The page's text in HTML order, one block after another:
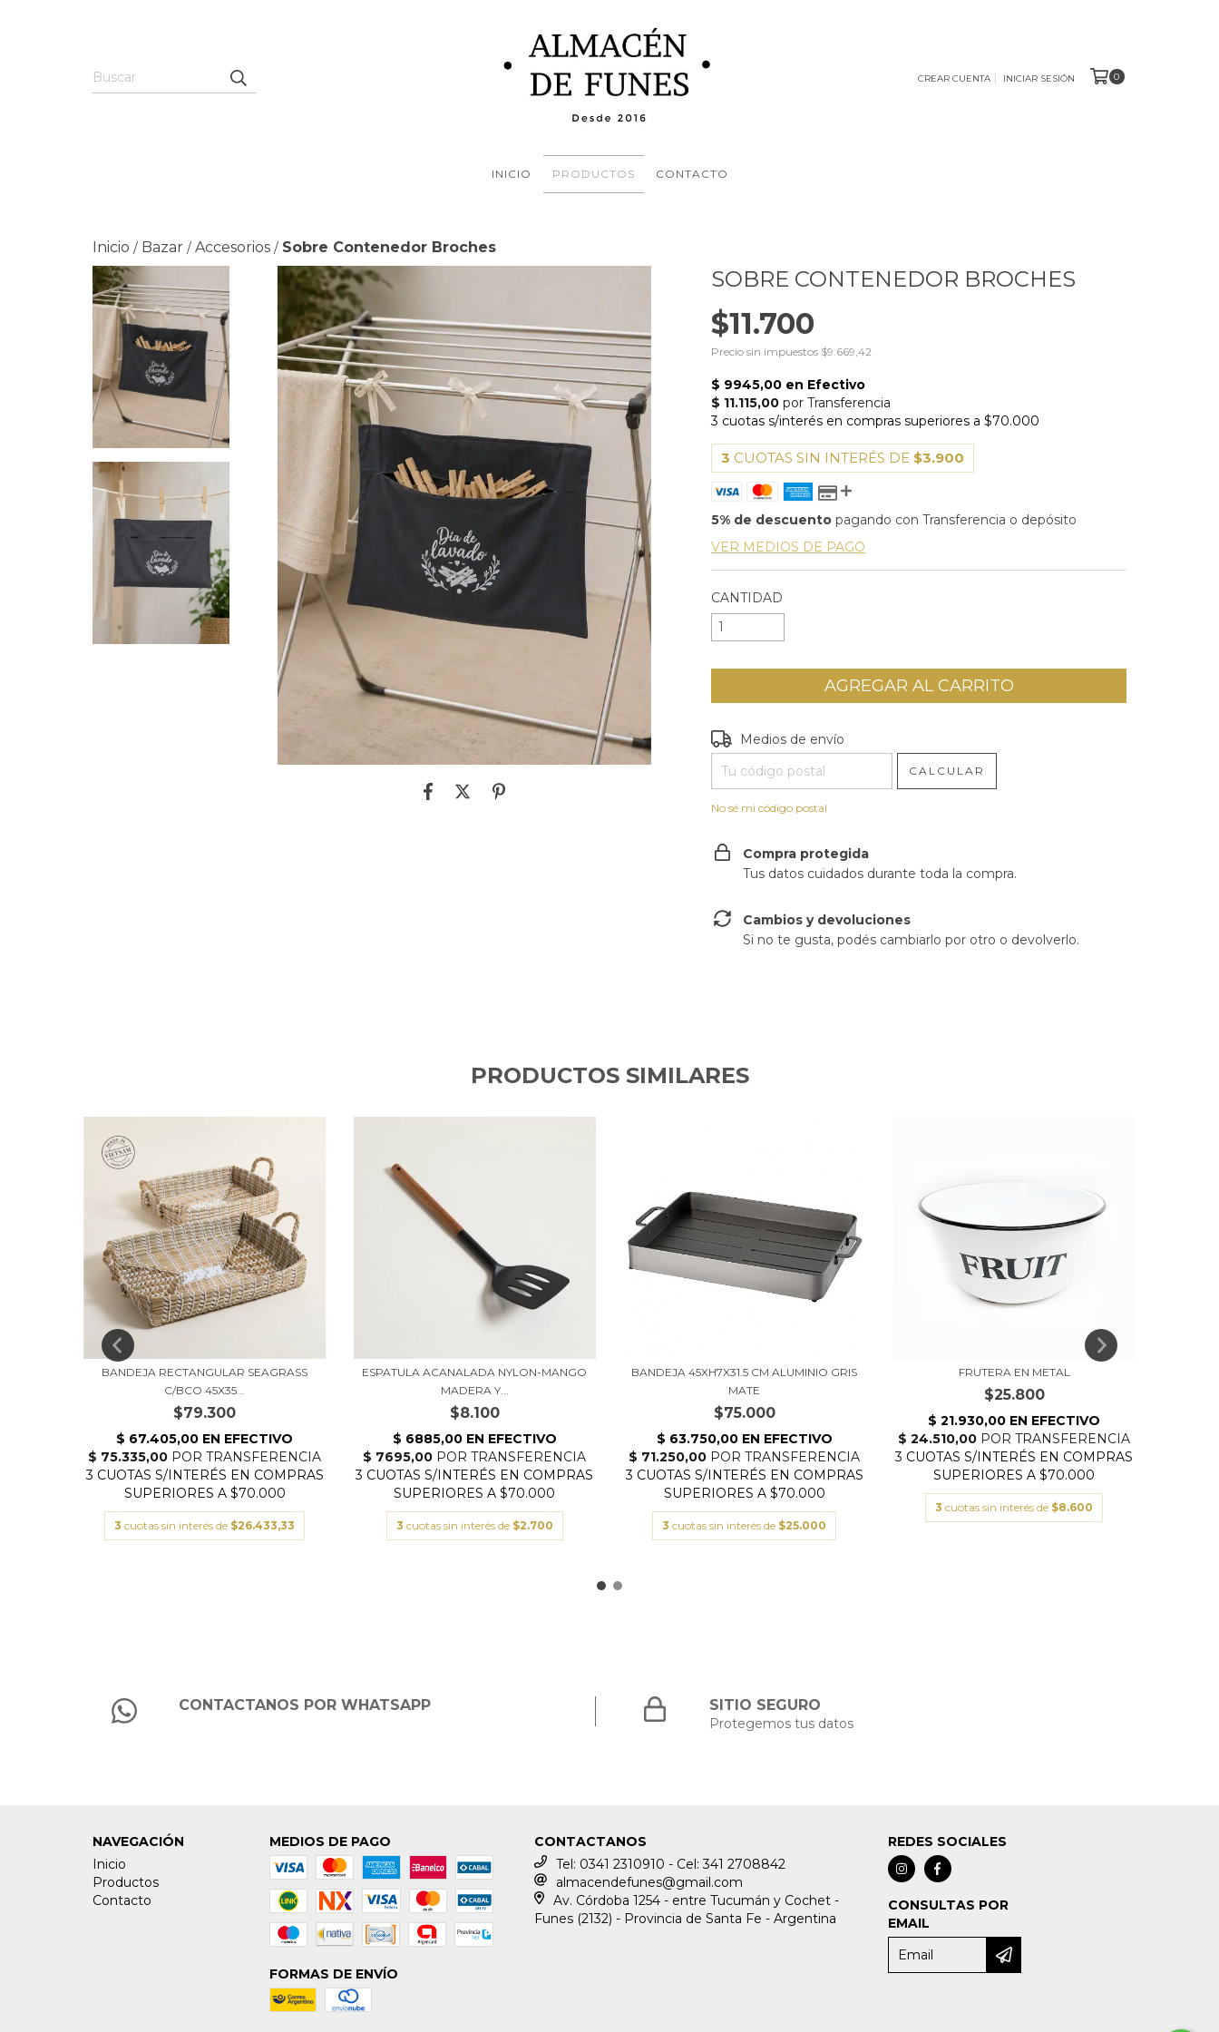
CREAR CUENTA INICIAR SESIÓN 0
INICIO PRODUCTOS CONTACTO
Inicio / Bazar / Accesorios / Sobre Contenedor Broches
SOBRE CONTENEDOR BROCHES
$11.700
Precio sin impuestos $9.669,42
3 CUOTAS SIN INTERÉS DE $3.900
5% de descuento pagando con Transferencia o depósito
VER MEDIOS DE PAGO
CANTIDAD
Entregas para el CP:
Medios de envío
CALCULAR
No sé mi código postal
Compra protegida
Tus datos cuidados durante toda la compra.
Cambios y devoluciones
Si no te gusta, podés cambiarlo por otro o devolverlo.
PRODUCTOS SIMILARES
BANDEJA RECTANGULAR SEAGRASS
C/BCO 45X35...
$79.300
3 cuotas sin interés de $26.433,33
ESPATULA ACANALADA NYLON-MANGO
MADERA Y...
$8.100
3 cuotas sin interés de $2.700
BANDEJA 45XH7X31.5 CM ALUMINIO GRIS
MATE
$75.000
3 cuotas sin interés de $25.000
FRUTERA EN METAL
$25.800
3 cuotas sin interés de $8.600
CONTACTANOS POR WHATSAPP SITIO SEGURO
Protegemos tus datos
NAVEGACIÓN
Inicio
Productos
Contacto
MEDIOS DE PAGO
FORMAS DE ENVÍO
CONTACTANOS
Tel: 0341 2310910 - Cel: 341 2708842
almacendefunes@gmail.com
Av. Córdoba 1254 - entre Tucumán y Cochet -
Funes (2132) - Provincia de Santa Fe - Argentina
REDES SOCIALES
CONSULTAS POR
EMAIL